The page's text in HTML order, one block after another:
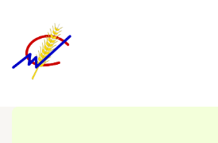
contenido